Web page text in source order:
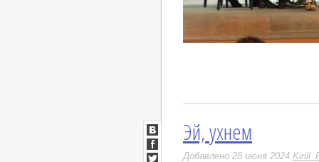
Эй, ухнем
Добавлено 28 июня 2024
ВКонтакте
Facebook